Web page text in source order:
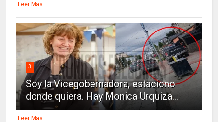
Leer Mas
3
Soy la Vicegobernadora, estaciono
donde quiera. Hay Monica Urquiza...
Leer Mas